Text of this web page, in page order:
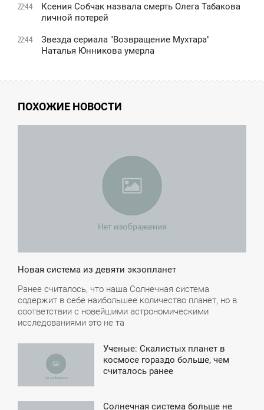
22:44
Ксения Собчак назвала смерть Олега Табакова
личной потерей
22:44
Звезда сериала "Возвращение Мухтара"
Наталья Юнникова умерла
ПОХОЖИЕ НОВОСТИ
Новая система из девяти экзопланет
Ранее считалось, что наша Солнечная система
содержит в себе наибольшее количество планет, но в
соответствии с новейшими астрономическими
исследованиями это не та
Ученые: Скалистых планет в
космосе гораздо больше, чем
считалось ранее
Солнечная система больше не